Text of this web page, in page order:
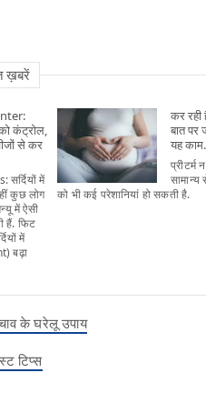
ख़बरें
कंट्रोल,
से कर
में
कुछ लोग
में ऐसी
हैं. फिट
में
बढ़ा
कर रही
बात पर
यह
प्रीटर्म
को भी कई परेशानियां हो सकती है.
के घरेलू उपाय
टिप्स